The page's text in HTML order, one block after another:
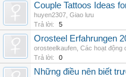
Couple Tattoos Ideas
huyen2307 Giao lưu
Trả lời:
5
Orosteel Erfahrungen
orosteelkaufen Các hoạt động
Trả lời:
0
Những điều nên biết